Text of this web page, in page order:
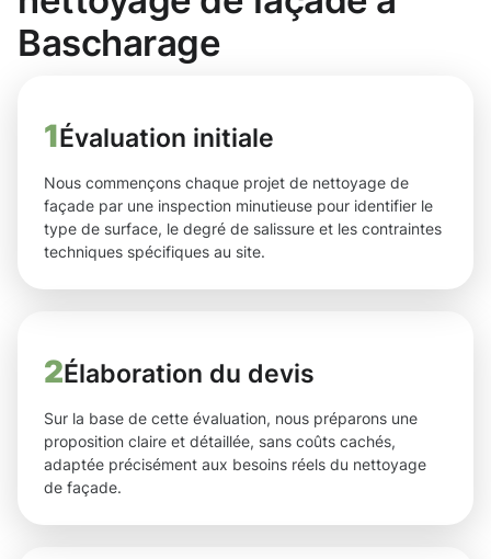
Bascharage
1Évaluation initiale
Nous commençons chaque projet de nettoyage de
façade par une inspection minutieuse pour identifier le
type de surface, le degré de salissure et les contraintes
techniques spécifiques au site.
2Élaboration du devis
Sur la base de cette évaluation, nous préparons une
proposition claire et détaillée, sans coûts cachés,
adaptée précisément aux besoins réels du nettoyage
de façade.